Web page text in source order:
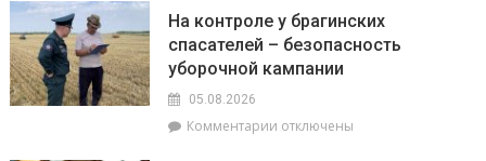
Брагинщине
6
и
пройдут
На контроле у брагинских
спасателей – безопасность
уборочной кампании
05.08.2026
Комментарии котключены